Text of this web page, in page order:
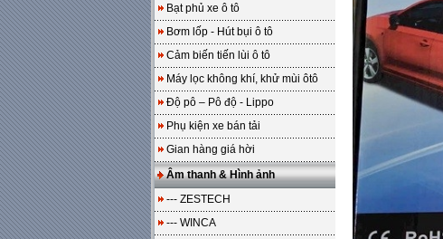
Bạt phủ xe ô tô
Bơm lốp - Hút bụi ô tô
Cảm biến tiến lùi ô tô
Máy lọc không khí, khử mùi ôtô
Độ pô – Pô độ - Lippo
Phụ kiện xe bán tải
Gian hàng giá hời
Âm thanh & Hình ảnh
--- ZESTECH
--- WINCA